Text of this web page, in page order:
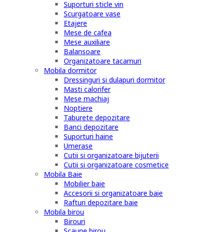
Suporturi sticle vin
Scurgatoare vase
Etajere
Mese de cafea
Mese auxiliare
Balansoare
Organizatoare tacamuri
Mobila dormitor
Dressinguri si dulapuri dormitor
Masti calorifer
Mese machiaj
Noptiere
Taburete depozitare
Banci depozitare
Suporturi haine
Umerase
Cutii si organizatoare bijuterii
Cutii si organizatoare cosmetice
Mobila Baie
Mobilier baie
Accesorii si organizatoare baie
Rafturi depozitare baie
Mobila birou
Birouri